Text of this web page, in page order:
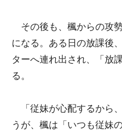
その後も、楓からの攻
になる。ある日の放課後
ターへ連れ出され、「放
る。
「従妹が心配するから
うが、楓は「いつも従妹